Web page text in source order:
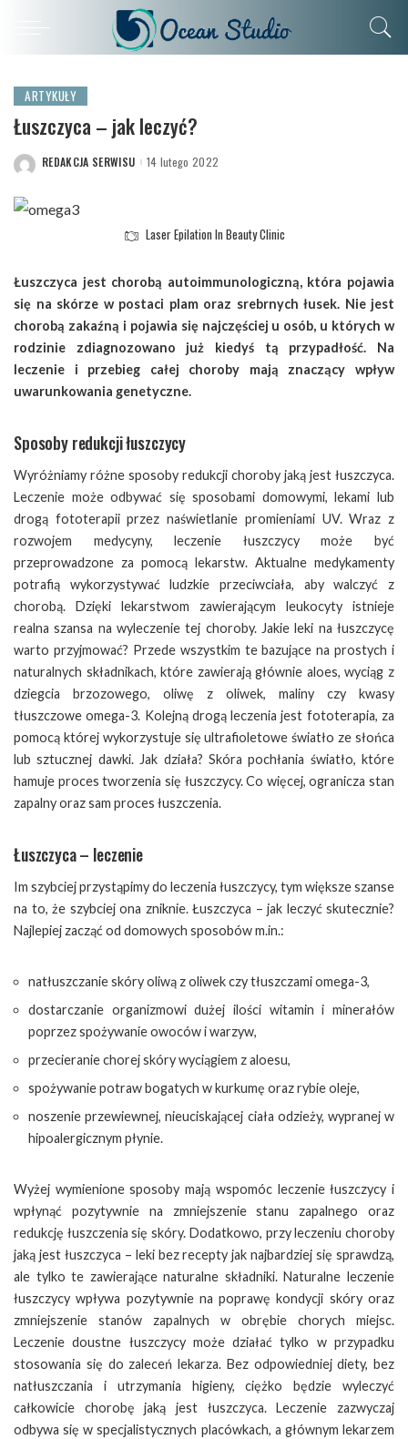
ARTYKUŁY
Łuszczyca – jak leczyć?
POSTED
REDAKCJA SERWISU 14 lutego 2022
Laser Epilation In Beauty Clinic
Łuszczyca jest chorobą autoimmunologiczną, która pojawia
się na skórze w postaci plam oraz srebrnych łusek. Nie jest
chorobą zakaźną i pojawia się najczęściej u osób, u których w
rodzinie zdiagnozowano już kiedyś tą przypadłość. Na
leczenie i przebieg całej choroby mają znaczący wpływ
uwarunkowania genetyczne.
Sposoby redukcji łuszczycy
Wyróżniamy różne sposoby redukcji choroby jaką jest łuszczyca.
Leczenie może odbywać się sposobami domowymi, lekami lub
drogą fototerapii przez naświetlanie promieniami UV. Wraz z
rozwojem medycyny, leczenie łuszczycy może być
przeprowadzone za pomocą lekarstw. Aktualne medykamenty
potrafią wykorzystywać ludzkie przeciwciała, aby walczyć z
chorobą. Dzięki lekarstwom zawierającym leukocyty istnieje
realna szansa na wyleczenie tej choroby. Jakie leki na łuszczycę
warto przyjmować? Przede wszystkim te bazujące na prostych i
naturalnych składnikach, które zawierają głównie aloes, wyciąg z
dziegcia brzozowego, oliwę z oliwek, maliny czy kwasy
tłuszczowe omega-3. Kolejną drogą leczenia jest fototerapia, za
pomocą której wykorzystuje się ultrafioletowe światło ze słońca
lub sztucznej dawki. Jak działa? Skóra pochłania światło, które
hamuje proces tworzenia się łuszczycy. Co więcej, ogranicza stan
zapalny oraz sam proces łuszczenia.
Łuszczyca – leczenie
Im szybciej przystąpimy do leczenia łuszczycy, tym większe szanse
na to, że szybciej ona zniknie. Łuszczyca – jak leczyć skutecznie?
Najlepiej zacząć od domowych sposobów m.in.:
natłuszczanie skóry oliwą z oliwek czy tłuszczami omega-3,
dostarczanie organizmowi dużej ilości witamin i minerałów
poprzez spożywanie owoców i warzyw,
przecieranie chorej skóry wyciągiem z aloesu,
spożywanie potraw bogatych w kurkumę oraz rybie oleje,
noszenie przewiewnej, nieuciskającej ciała odzieży, wypranej w
hipoalergicznym płynie.
Wyżej wymienione sposoby mają wspomóc leczenie łuszczycy i
wpłynąć pozytywnie na zmniejszenie stanu zapalnego oraz
redukcję łuszczenia się skóry. Dodatkowo, przy leczeniu choroby
jaką jest łuszczyca – leki bez recepty jak najbardziej się sprawdzą,
ale tylko te zawierające naturalne składniki. Naturalne leczenie
łuszczycy wpływa pozytywnie na poprawę kondycji skóry oraz
zmniejszenie stanów zapalnych w obrębie chorych miejsc.
Leczenie doustne łuszczycy może działać tylko w przypadku
stosowania się do zaleceń lekarza. Bez odpowiedniej diety, bez
natłuszczania i utrzymania higieny, ciężko będzie wyleczyć
całkowicie chorobę jaką jest łuszczyca. Leczenie zazwyczaj
odbywa się w specjalistycznych placówkach, a głównym lekarzem